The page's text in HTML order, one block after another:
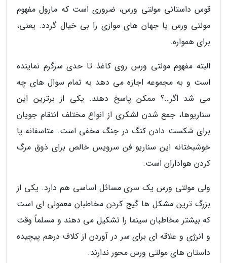
قوس داستانی مولتی ورس، ضروری است که مارول مفهوم
مولتی ورس یا جهان های موازی را بی خیال گردد. یعنی،
برای همواره.
البته مفهوم مولتی ورس روی کاغذ تا حدی سرگرم نماینده
است و به مجموعه اجازه می دهد به تمام سوال های چه
می شد اگر…؟ ممکن پاسخ دهند. یکی از برترین این
سناریوها، جمع شدن لشکری از انواع مختلف انتقام جویان
برای شکست دادن کنگ در جنگ مخفی است. متاسفانه یا
خوشبختانه این سناریو فن سرویس خالص برای ذوق مرگ
کردن هواداران است.
ولی مولتی ورس یک سری مسائل اساسی هم دارد. یکی از
بزرگ ترین مشکل ها گیج کردن مخاطبان معمولی ای است
که بیشتر مخاطبان سینما را تشکیل می دهند و مسلماً وقت
و انرژی و علاقه ای برای سر در آوردن از کلاف درهم پیچیده
داستان های مولتی ورس محور ندارند.